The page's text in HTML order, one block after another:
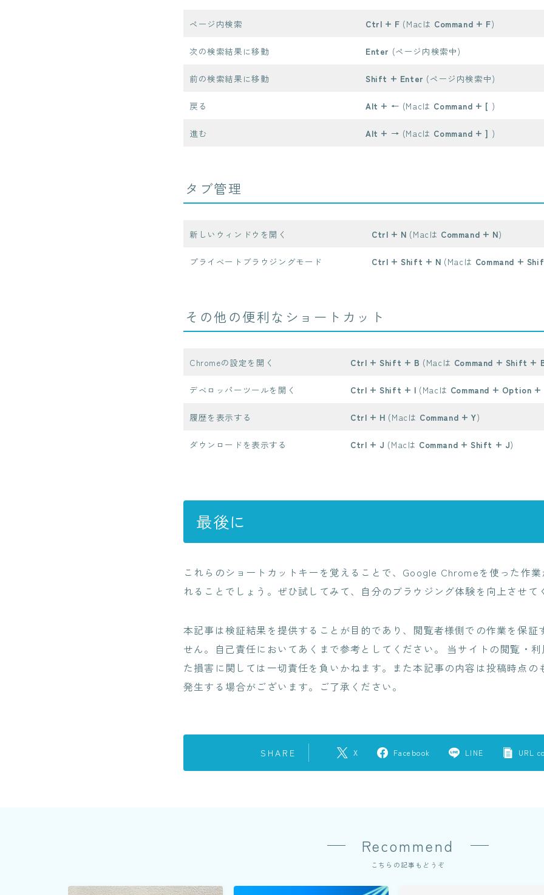
ページ内検索 Ctrl + F (Macは Command + F)
次の検索結果に移動 Enter (ページ内検索中)
前の検索結果に移動 Shift + Enter (ページ内検索中)
戻る Alt + ← (Macは Command + [ )
進む Alt + → (Macは Command + ] )
タブ管理
新しいウィンドウを開く Ctrl + N (Macは Command + N)
プライベートブラウジングモード Ctrl + Shift + N (Macは Command +
その他の便利なショートカット
Chromeの設定を開く Ctrl + Shift + B (Macは Command + Shift +
デベロッパーツールを開く Ctrl + Shift + I (Macは Command + Option +
履歴を表示する Ctrl + H (Macは Command + Y)
ダウンロードを表示する Ctrl + J (Macは Command + Shift + J)
最後に
これらのショートカットキーを覚えることで、Google Chromeを使った作
れることでしょう。ぜひ試してみて、自分のブラウジング体験を向上させて
本記事は検証結果を提供することが目的であり、閲覧者様側での作業を保証
せん。自己責任においてあくまで参考としてください。 当サイトの閲覧・利
た損害に関しては一切責任を負いかねます。また本記事の内容は投稿時点の
発生する場合がございます。ご了承ください。
SHARE X Facebook LINE URL
Recommend
こちらの記事もどうぞ